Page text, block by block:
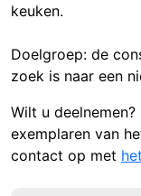
keuken.
Doelgroep: de
zoek is naar een
Wilt u
exemplaren van
contact op met